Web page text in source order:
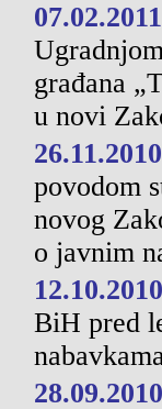
građana
u novi
povodom
novog
o javnim
BiH pred